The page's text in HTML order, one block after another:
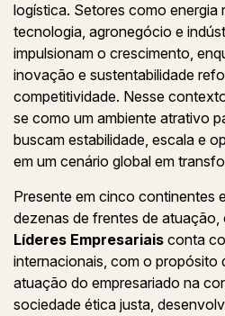
logística. Setores como energia
tecnologia, agronegócio e
impulsionam o crescimento,
inovação e sustentabilidade
competitividade. Nesse
se como um ambiente atrativo
buscam estabilidade, escala e
em um cenário global em
Presente em cinco continentes
dezenas de frentes de atuação,
Líderes Empresariais conta
internacionais, com o propósito
atuação do empresariado na
sociedade ética justa,